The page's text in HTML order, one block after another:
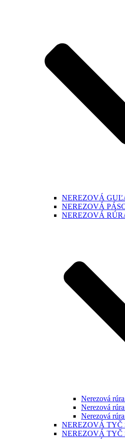
NEREZOVÁ
NEREZOVÁ
NEREZOVÁ
Nerezová
Nerezová
Nerezová
NEREZOVÁ TYČ
NEREZOVÁ TYČ